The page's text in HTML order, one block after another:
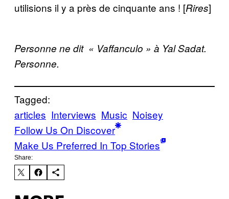
utilisions il y a près de cinquante ans ! [Rires]
Personne ne dit « Vaffanculo » à Yal Sadat.
Personne.
Tagged:
articles Interviews Music Noisey
Follow Us On Discover
Make Us Preferred In Top Stories
Share: